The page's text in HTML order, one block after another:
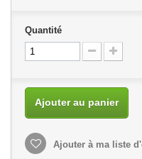
Quantité
Ajouter au panier
Ajouter à ma liste